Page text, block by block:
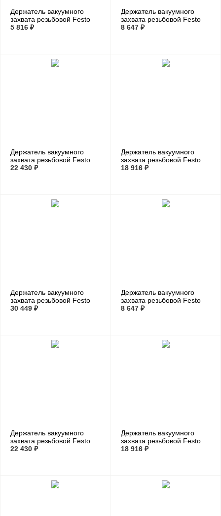
Держатель вакуумного
захвата резьбовой Festo
ESH-HB-6-G
5 816 ₽
Держатель вакуумного
захвата резьбовой Festo
ESH-HC-5-G
8 647 ₽
Держатель вакуумного
захвата резьбовой Festo
ESH-HC-6-G
22 430 ₽
Держатель вакуумного
захвата резьбовой Festo
ESH-HCL-5-G
18 916 ₽
Держатель вакуумного
захвата резьбовой Festo
ESH-HCL-6-G
30 449 ₽
Держатель вакуумного
захвата резьбовой Festo
ESH-HD-5-G
8 647 ₽
Держатель вакуумного
захвата резьбовой Festo
ESH-HD-6-G
22 430 ₽
Держатель вакуумного
захвата резьбовой Festo
ESH-HDL-5-G
18 916 ₽